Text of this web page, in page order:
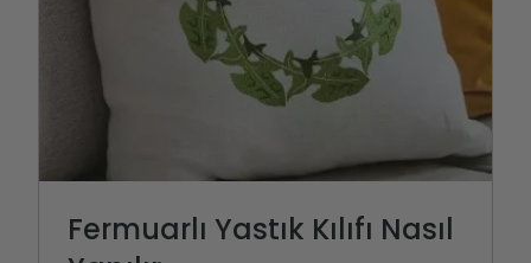
Fermuarlı Yastık Kılıfı Nasıl